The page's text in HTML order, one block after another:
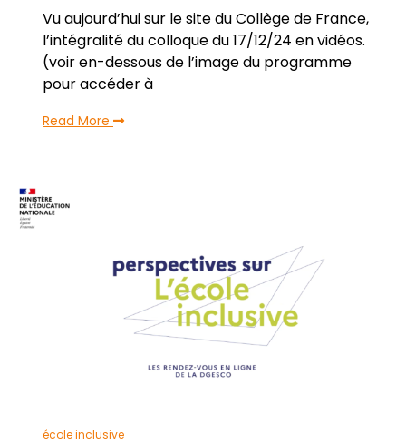
Vu aujourd’hui sur le site du Collège de France,
l’intégralité du colloque du 17/12/24 en vidéos.
(voir en-dessous de l’image du programme
pour accéder à
Read More
école inclusive